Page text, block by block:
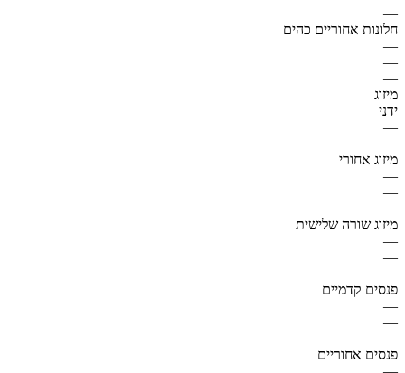
—
חלונות אחוריים כהים
—
—
—
מיזוג
ידני
—
—
מיזוג אחורי
—
—
—
מיזוג שורה שלישית
—
—
—
פנסים קדמיים
—
—
—
פנסים אחוריים